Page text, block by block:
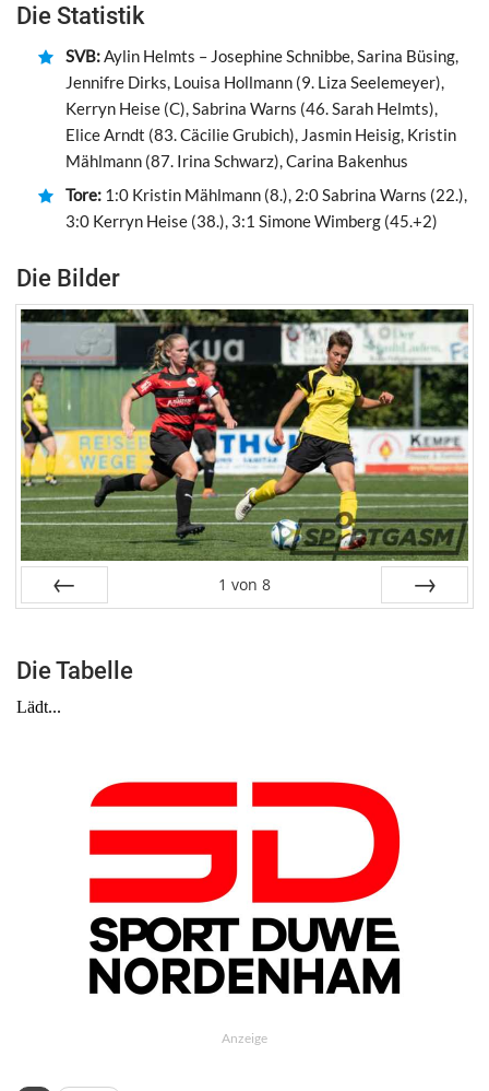
Die Statistik
SVB:Aylin Helmts – Josephine Schnibbe, Sarina Büsing,
Jennifre Dirks, Louisa Hollmann (9. Liza Seelemeyer),
Kerryn Heise (C), Sabrina Warns (46. Sarah Helmts),
Elice Arndt (83. Cäcilie Grubich), Jasmin Heisig, Kristin
Mählmann (87. Irina Schwarz), Carina Bakenhus
Tore: 1:0 Kristin Mählmann (8.), 2:0 Sabrina Warns (22.),
3:0 Kerryn Heise (38.), 3:1 Simone Wimberg (45.+2)
Die Bilder
1 von 8
Die Tabelle
Anzeige